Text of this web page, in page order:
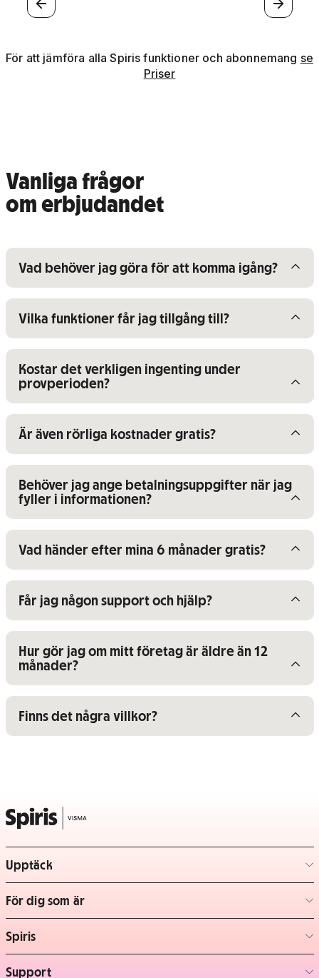
Föregående Nästa
För att jämföra alla Spiris funktioner och abonnemang se
Priser
Vanliga frågor
om erbjudandet
Visa/dölj innehåll för
Vad behöver jag göra för att komma igång?
Visa/dölj innehåll för
Vilka funktioner får jag tillgång till?
Visa/dölj innehåll för
Kostar det verkligen ingenting under
provperioden?
Visa/dölj innehåll för
Är även rörliga kostnader gratis?
Visa/dölj innehåll för
Behöver jag ange betalningsuppgifter när jag
fyller i informationen?
Visa/dölj innehåll för
Vad händer efter mina 6 månader gratis?
Visa/dölj innehåll för
Får jag någon support och hjälp?
Visa/dölj innehåll för
Hur gör jag om mitt företag är äldre än 12
månader?
Visa/dölj innehåll för
Finns det några villkor?
Upptäck
– klicka för att expandera lista
För dig som är
– klicka för att expandera lista
Spiris
– klicka för att expandera lista
Support